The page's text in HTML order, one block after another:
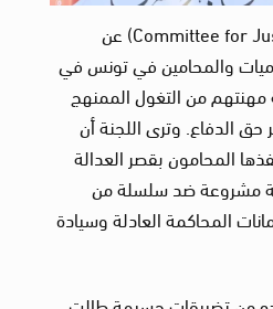
تعرب لجنة العدالة (Committee for Justice) عن
والمحامين في تونس في
مهنتهم من التغول الممنهج
الدفاع. وترى اللجنة أن
المحامون بقصر العدالة
مشروعة ضد سلسلة من
المحاكمة العادلة وسيادة